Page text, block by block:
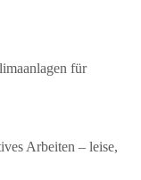
für
Arbeiten – leise,